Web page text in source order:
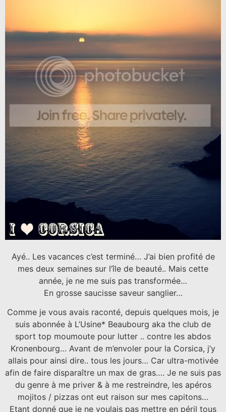
Ayé.. Les vacances c’est terminé… J’ai bien profité de
mes deux semaines sur l’île de beauté.. Mais cette
année, je ne me suis pas transformée…
En grosse saucisse saveur sanglier…
Comme je vous avais raconté, depuis quelques mois, je
suis abonnée à L’Usine* Beaubourg aka the club de
sport top moumoute pour lutter .. contre les abdos
Kronenbourg… Avant de m’envoler pour la Corsica, j’y
allais pour ainsi dire.. tous les jours… Car ultra-motivée
afin de faire disparaître un max de gras…. Je ne suis pas
du genre à me priver & à me restreindre, les apéros
mojitos / pizzas ont eut raison sur mes capitons…
Etant donné que je ne voulais pas mettre en péril tous